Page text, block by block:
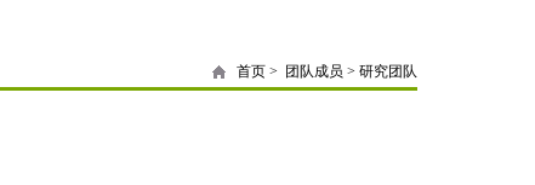
首页 > 团队成员 > 研究团队